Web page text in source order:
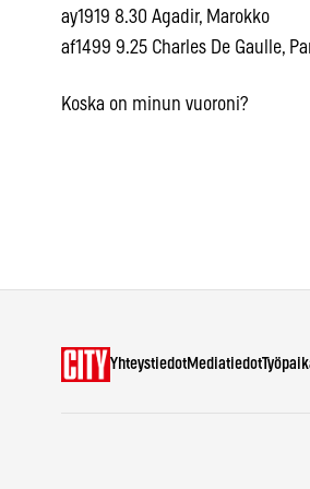
ay1919 8.30 Agadir, Marokko
af1499 9.25 Charles De Gaulle,
Koska on minun vuoroni?
YhteystiedotMediatiedot